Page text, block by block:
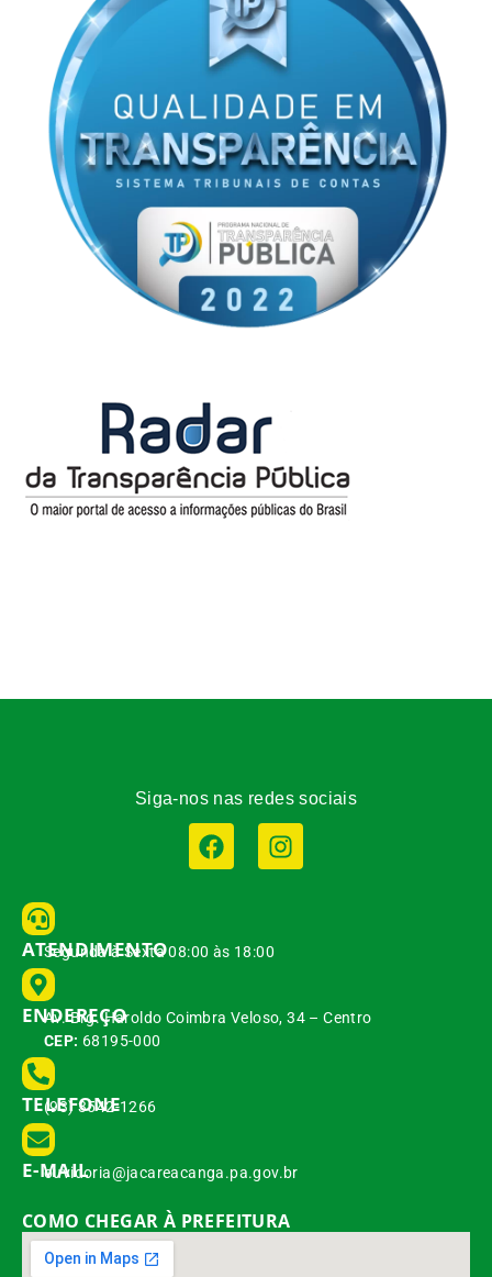
Siga-nos nas redes sociais
ATENDIMENTO
Segunda à Sexta 08:00 às 18:00
ENDEREÇO
Av. Brg. Haroldo Coimbra Veloso, 34 – Centro
CEP: 68195-000
TELEFONE
(93) 3542-1266
E-MAIL
ouvidoria@jacareacanga.pa.gov.br
COMO CHEGAR À PREFEITURA